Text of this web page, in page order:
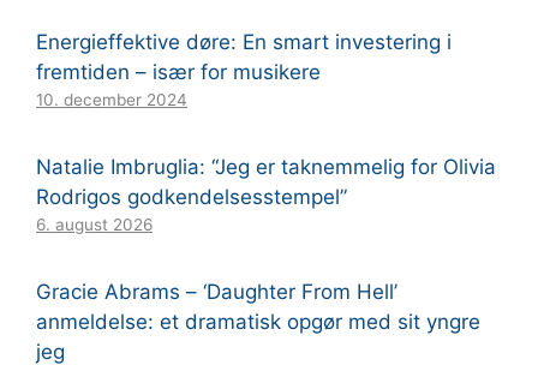
Energieffektive døre: En smart investering i
fremtiden – især for musikere
10. december 2024
Natalie Imbruglia: “Jeg er taknemmelig for Olivia
Rodrigos godkendelsesstempel”
6. august 2026
Gracie Abrams – ‘Daughter From Hell’
anmeldelse: et dramatisk opgør med sit yngre
jeg